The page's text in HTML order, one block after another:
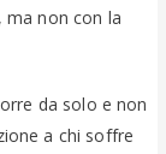
ma non con la
da solo e non
a chi soffre